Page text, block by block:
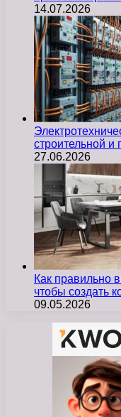
14.07.2026
строительной
27.06.2026
Как правильно
чтобы создать
09.05.2026